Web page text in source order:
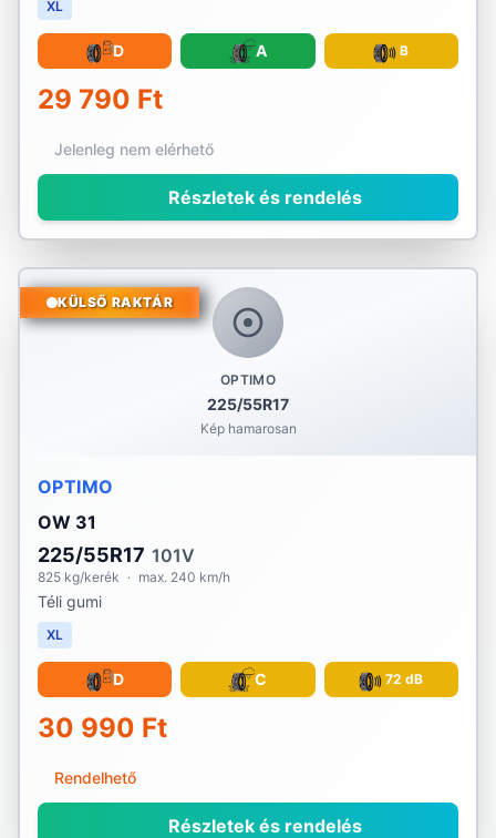
XL
D A B
29 790 Ft
Jelenleg nem elérhető
Részletek és rendelés
OPTIMO
225/55R17
Kép hamarosan
KÜLSŐ RAKTÁR
OPTIMO
OW 31
225/55R17 101V
825 kg/kerék · max. 240 km/h
Téli gumi
XL
D C 72 dB
30 990 Ft
Rendelhető
Részletek és rendelés